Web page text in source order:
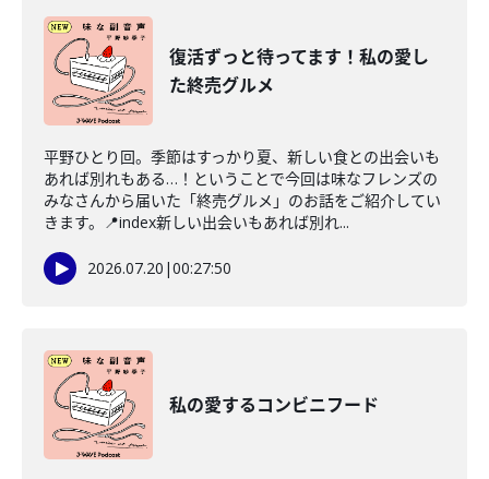
復活ずっと待ってます！私の愛し
た終売グルメ
平野ひとり回。季節はすっかり夏、新しい食との出会いも
あれば別れもある…！ということで今回は味なフレンズの
みなさんから届いた「終売グルメ」のお話をご紹介してい
きます。📍index新しい出会いもあれば別れ...
2026.07.20 |00:27:50
私の愛するコンビニフード